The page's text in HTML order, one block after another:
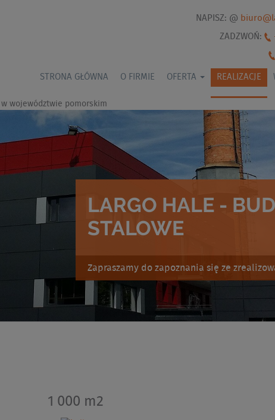
NAPISZ: @
ZADZWOŃ:
STRONA GŁÓWNA O FIRMIE OFERTA REALIZACJE
województwie pomorskim
LARGO HALE -
STALOWE
Zapraszamy do zapoznania się ze
1 000 m2